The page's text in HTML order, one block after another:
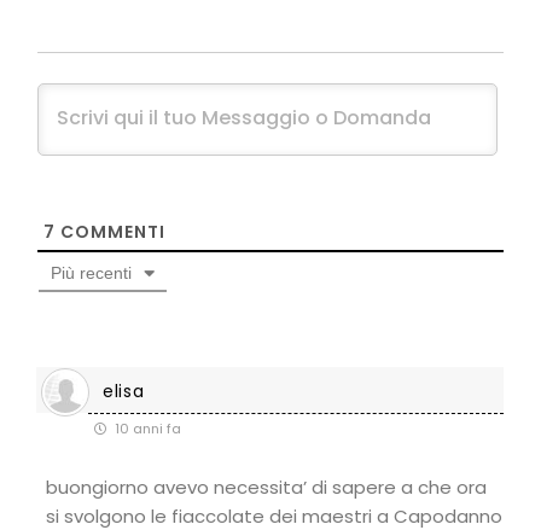
7 COMMENTI
Più recenti
elisa
10 anni fa
buongiorno avevo necessita’ di sapere a che ora
si svolgono le fiaccolate dei maestri a Capodanno